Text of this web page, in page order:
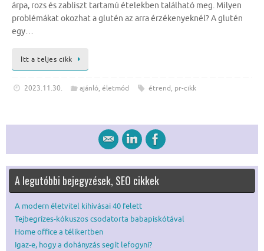
árpa, rozs és zabliszt tartamú ételekben található meg. Milyen
problémákat okozhat a glutén az arra érzékenyeknél? A glutén
egy…
Itt a teljes cikk
2023.11.30. ajánló,életmód étrend, pr-cikk
A legutóbbi bejegyzések, SEO cikkek
A modern életvitel kihívásai 40 felett
Tejbegrízes-kókuszos csodatorta babapiskótával
Home office a télikertben
Igaz-e, hogy a dohányzás segít lefogyni?